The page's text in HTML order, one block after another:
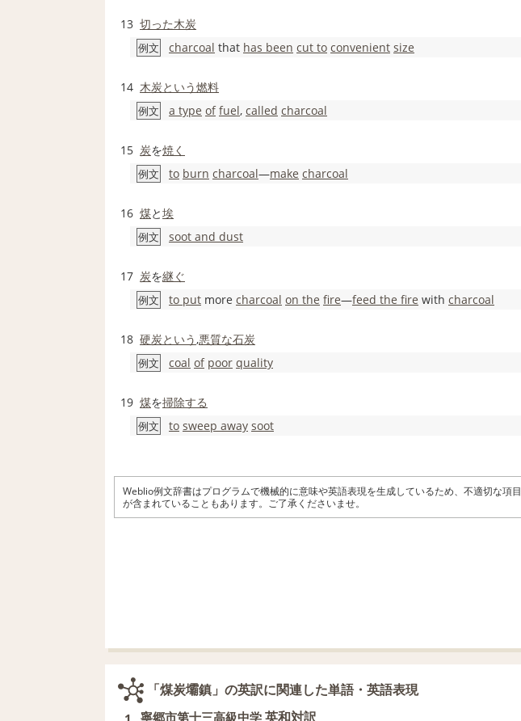
13 切った木炭
例文 charcoal that has been cut to convenient size
14 木炭という燃料
例文 a type of fuel, called charcoal
15 炭を焼く
例文 to burn charcoal―make charcoal
16 煤と埃
例文 soot and dust
17 炭を継ぐ
例文 to put more charcoal on the fire―feed the fire with charcoal
18 硬炭という,悪質な石炭
例文 coal of poor quality
19 煤を掃除する
例文 to sweep away soot
Weblio例文辞書はプログラムで機械的に意味や英語表現を生成しているため、不適切な項目
が含まれていることもあります。ご了承くださいませ。
「煤炭壩鎮」の英訳に関連した単語・英語表現
寧郷市第十三高級中学 英和対訳